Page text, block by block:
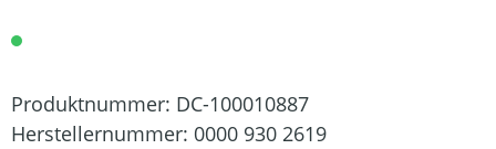
Produktnummer: DC-100010887
Herstellernummer: 0000 930 2619